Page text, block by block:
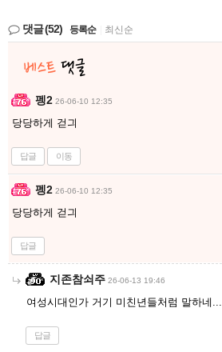
댓글(52) 등록순 최신순
펭2 26-06-10 12:35
당당하게 걷긔
답글 이동
펭2 26-06-10 12:35
당당하게 걷긔
답글
지존참쇠주 26-06-13 19:46
여성시대인가 거기 미친년들처럼 말하네...
답글